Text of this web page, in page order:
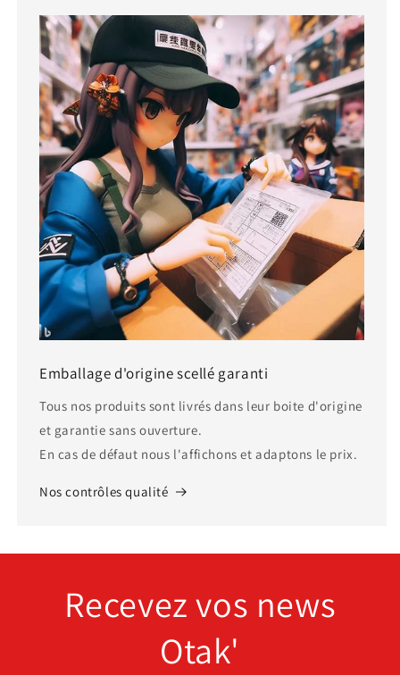
Emballage d'origine scellé garanti
Tous nos produits sont livrés dans leur boite d'origine
et garantie sans ouverture.
En cas de défaut nous l'affichons et adaptons le prix.
Nos contrôles qualité
Recevez vos news
Otak'